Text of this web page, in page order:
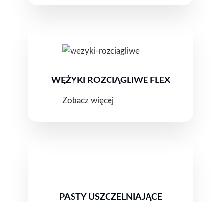
WĘŻYKI ROZCIĄGLIWE FLEX
Zobacz więcej
PASTY USZCZELNIAJĄCE